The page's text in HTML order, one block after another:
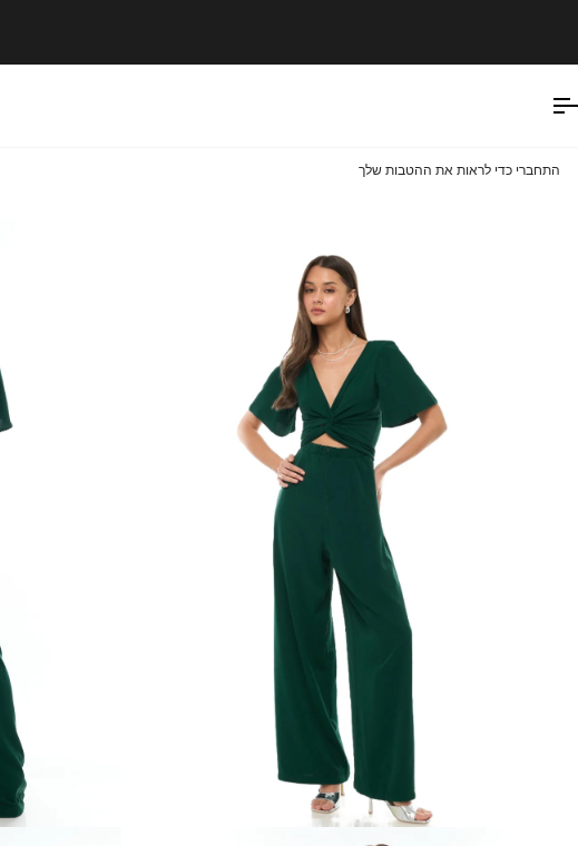
התחברי כדי לראות את ההטבות שלך